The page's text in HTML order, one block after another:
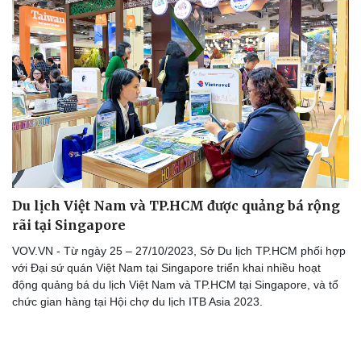
Sức khỏe
Dinh dưỡng - món ngon
Cây thuốc
Sản phụ khoa
Nhi khoa
Nam khoa
Làm đẹp - giảm cân
Phòng mạch online
Đời sống
Nhà đẹp
Du lịch Việt Nam và TP.HCM được quảng bá rộng
rãi tại Singapore
VOV.VN - Từ ngày 25 – 27/10/2023, Sở Du lịch TP.HCM phối hợp
với Đại sứ quán Việt Nam tại Singapore triển khai nhiều hoạt
động quảng bá du lịch Việt Nam và TP.HCM tại Singapore, và tổ
chức gian hàng tại Hội chợ du lịch ITB Asia 2023.